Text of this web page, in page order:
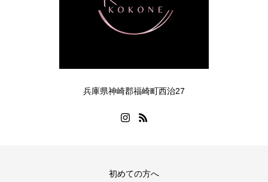
兵庫県神崎郡福崎町西治27
初めての方へ